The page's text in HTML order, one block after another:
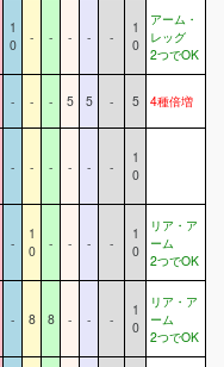
1
0
- - - - -
1
0
アーム・
レッグ
2つでOK
- - - 5 5 - 5 4種倍増
- - - - - -
1
0
-
1
0
- - - -
1
0
リア・ア
ーム
2つでOK
- 8 8 - - -
1
0
リア・ア
ーム
2つでOK